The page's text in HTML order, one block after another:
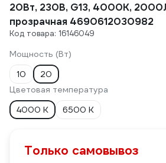
20Вт, 230В, G13, 4000К,
прозрачная 4690612030982
Код товара: 16146049
Мощность (Вт)
10
20
Цветовая температура
4000 К
6500 К
Только самовывоз